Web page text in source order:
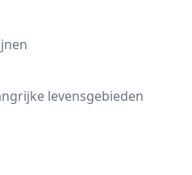
levensgebieden